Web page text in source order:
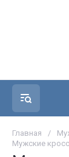
Главная /
Мужские